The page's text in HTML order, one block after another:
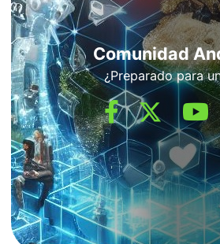
Comunidad
¿Preparado para